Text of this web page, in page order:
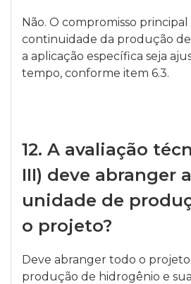
Não. O compromisso principal
continuidade da produção
a aplicação específica seja
tempo, conforme item 6.3.
12. A avaliação
III) deve abranger
unidade de
o projeto?
Deve abranger todo o
produção de hidrogênio e